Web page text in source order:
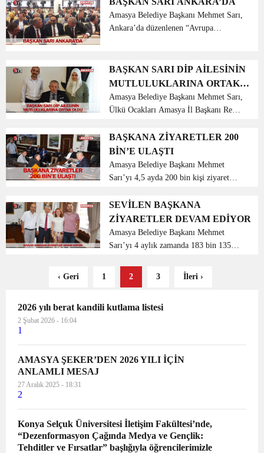
dileklerinde bulundu. Erbaa Karakaya
Belediye Başkanı Mehmet Başar ve Er...
Amasya Belediye Başkanı Mehmet Sarı,
Ankara’da düzenlenen “Avrupa
Başkanı Mehmet Sarı, Ankara’da
gerçekleştirilen Cumhurbaşkanlığı Y...
BAŞKAN SARI DİP AİLESİNİN
MUTLULUKLARINA ORTAK
OLDU
Amasya Belediye Başkanı Mehmet Sarı,
Ülkü Ocakları Amasya İl Başkanı Recep
oğulları için göz aydınlığı dileyerek,
bebeğin kulağına ezan okuyarak ismini
koydu. Ülkü ...
BAŞKANA ZİYARETLER 200
BİN’E ULAŞTI
Amasya Belediye Başkanı Mehmet
Sarı’yı 4,5 ayda 200 bin kişi ziyaret
Mart seçimlerinin üzerinden geçen 4,5
aylık sürede Amasya Belediye Başkanı
Mehmet Sarı’yı...
SEVİLEN BAŞKANA
ZİYARETLER DEVAM EDİYOR
Amasya Belediye Başkanı Mehmet
Sarı’yı 4 aylık zamanda 183 bin 135
hayırlı olması dileklerinde bulundular.
‹ Geri 1 2 3 İleri ›
2026 yılı berat kandili kutlama listesi
2 Şubat 2026 - 16:04
1
AMASYA ŞEKER’DEN 2026 YILI İÇİN
ANLAMLI MESAJ
27 Aralık 2025 - 18:31
2
Konya Selçuk Üniversitesi İletişim Fakültesi’nde,
“Dezenformasyon Çağında Medya ve Gençlik:
Tehditler ve Fırsatlar” başlığıyla öğrencilerimizle